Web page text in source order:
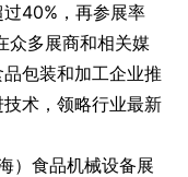
40%，再参展率
众多展商和相关媒
包装和加工企业推
术，领略行业最新
）食品机械设备展